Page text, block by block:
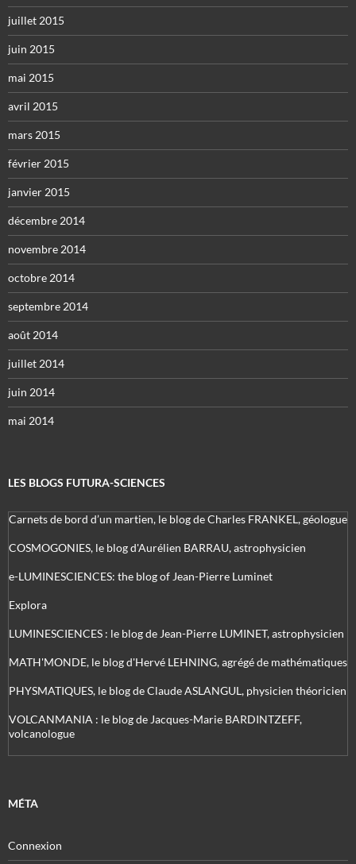
juillet 2015
juin 2015
mai 2015
avril 2015
mars 2015
février 2015
janvier 2015
décembre 2014
novembre 2014
octobre 2014
septembre 2014
août 2014
juillet 2014
juin 2014
mai 2014
LES BLOGS FUTURA-SCIENCES
Carnets de bord d’un martien, le blog de Charles FRANKEL, géologue
COSMOGONIES, le blog d'Aurélien BARRAU, astrophysicien
e-LUMINESCIENCES: the blog of Jean-Pierre Luminet
Explora
LUMINESCIENCES : le blog de Jean-Pierre LUMINET, astrophysicien
MATH'MONDE, le blog d'Hervé LEHNING, agrégé de mathématiques
PHYSMATIQUES, le blog de Claude ASLANGUL, physicien théoricien
VOLCANMANIA : le blog de Jacques-Marie BARDINTZEFF,
volcanologue
MÉTA
Connexion